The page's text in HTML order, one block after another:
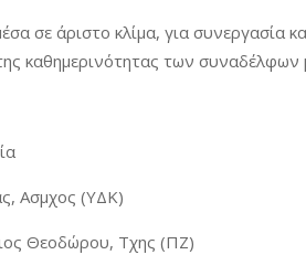
σε άριστο κλίμα, για συνεργασία
καθημερινότητας των συναδέλφων
Ασμχος (ΥΔΚ)
Θεοδώρου, Τχης (ΠΖ)